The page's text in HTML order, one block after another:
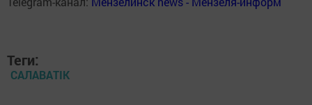
Теги:
САЛАВАTIK